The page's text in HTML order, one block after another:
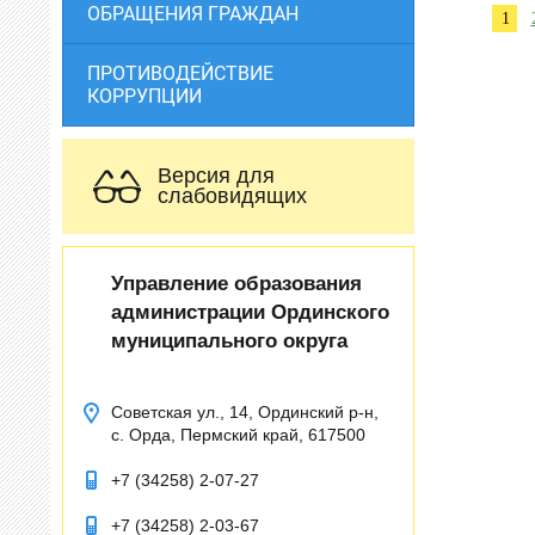
ОБРАЩЕНИЯ ГРАЖДАН
ПРОТИВОДЕЙСТВИЕ
КОРРУПЦИИ
Версия для
слабовидящих
Управление образования
администрации Ординского
муниципального округа
Советская ул., 14, Ординский р-н,
с. Орда, Пермский край, 617500
+7 (34258) 2-07-27
+7 (34258) 2-03-67
1